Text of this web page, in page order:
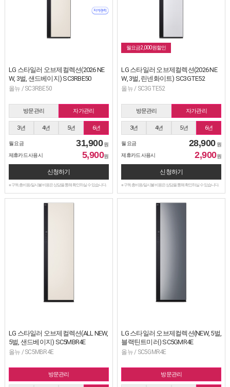
LG 스타일러 오브제컬렉션(2026 NE
W, 3벌, 샌드베이지) SC3RBE50
올뉴 / SC3RBE50
방문관리 자가관리
3년 4년 5년 6년
월 요금 31,900 원
제휴카드 사용시
5,900원
신청하기
※ 구독 총비용/일시불 비용은 상담을 통해 확인하실 수 있습니다.
월요금2,000원할인
LG 스타일러 오브제컬렉션(2026 NE
W, 3벌, 린넨화이트) SC3GTE52
올뉴 / SC3GTE52
방문관리 자가관리
3년 4년 5년 6년
월 요금 28,900 원
제휴카드 사용시
2,900원
신청하기
※ 구독 총비용/일시불 비용은 상담을 통해 확인하실 수 있습니다.
LG 스타일러 오브제컬렉션(ALL NEW,
5벌, 샌드베이지) SC5MBR4E
올뉴 / SC5MBR4E
방문관리
LG 스타일러 오브제컬렉션(NEW, 5벌,
블랙틴트미러) SC5GMR4E
올뉴 / SC5GMR4E
방문관리